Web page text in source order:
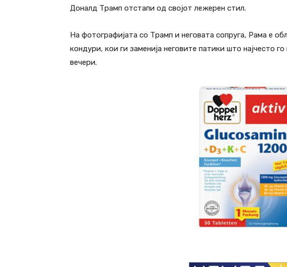
Доналд Трамп отстапи од својот лежерен стил.
На фотографијата со Трамп и неговата сопруга, Рама е
кондури, кои ги заменија неговите патики што најчесто
вечери.